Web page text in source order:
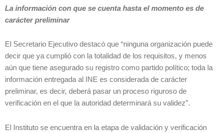
La información con que se cuenta hasta el momento es de
carácter preliminar
El Secretario Ejecutivo destacó que “ninguna organización puede
decir que ya cumplió con la totalidad de los requisitos, y menos
aún que tiene asegurado su registro como partido político; toda la
información entregada al INE es considerada de carácter
preliminar, es decir, deberá pasar un proceso riguroso de
verificación en el que la autoridad determinará su validez”.
El Instituto se encuentra en la etapa de validación y verificación